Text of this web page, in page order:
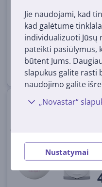
Jie naudojami, kad
kad galėtume
individualizuoti
pateikti pasiūlymus,
būtent Jums.
slapukus galite rasti
naudojimo galite
„Novastar“
Nustatymai